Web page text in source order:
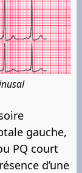
gauche,
PQ court
d’une